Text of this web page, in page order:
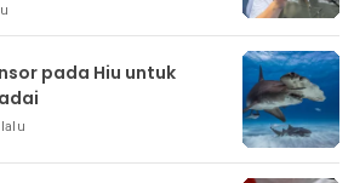
pada Hiu untuk